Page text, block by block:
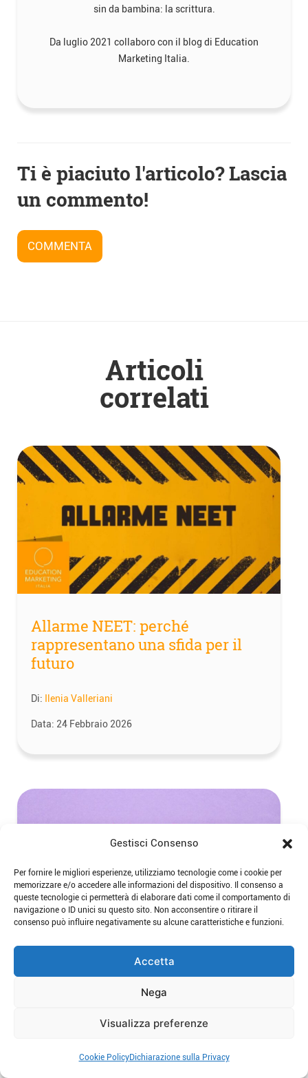
Gestisci Consenso
Per fornire le migliori esperienze, utilizziamo tecnologie come i cookie per
memorizzare e/o accedere alle informazioni del dispositivo. Il consenso a
queste tecnologie ci permetterà di elaborare dati come il comportamento di
navigazione o ID unici su questo sito. Non acconsentire o ritirare il
consenso può influire negativamente su alcune caratteristiche e funzioni.
Accetta
Nega
Visualizza preferenze
Cookie PolicyDichiarazione sulla Privacy
sin da bambina: la scrittura.
Da luglio 2021 collaboro con il blog di Education
Marketing Italia.
Navigazione
articoli
Ti è piaciuto l'articolo? Lascia
un commento!
COMMENTA
Articoli
correlati
Allarme NEET: perché
rappresentano una sfida per il
futuro
Di: Ilenia Valleriani
Data: 24 Febbraio 2026
Perché il femminismo dovrebbe
entrare a scuola
Ilenia Valleriani